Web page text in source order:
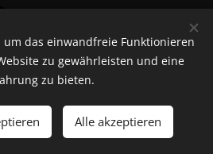
Cookies
um das einwandfreie Funktionieren
zu gewährleisten und eine
zu bieten.
Alle akzeptieren